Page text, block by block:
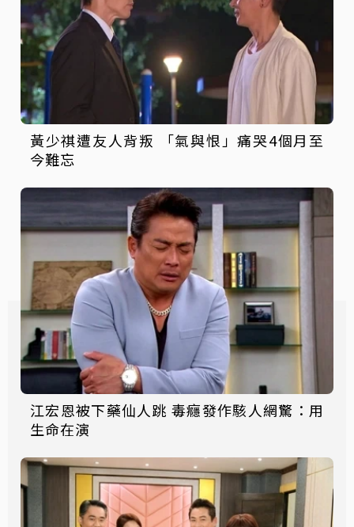
黃少祺遭友人背叛 「氣與恨」痛哭4個月至
今難忘
江宏恩被下藥仙人跳 毒癮發作駭人網驚：用
生命在演